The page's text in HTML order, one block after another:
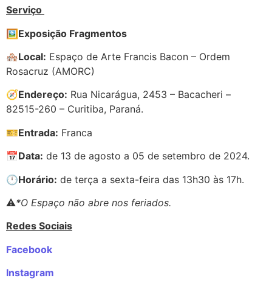
Serviço
🖼️Exposição Fragmentos
🏘️Local: Espaço de Arte Francis Bacon – Ordem
Rosacruz (AMORC)
🧭Endereço: Rua Nicarágua, 2453 – Bacacheri –
82515-260 – Curitiba, Paraná.
🎫Entrada: Franca
📅Data: de 13 de agosto a 05 de setembro de 2024.
🕛Horário: de terça a sexta-feira das 13h30 às 17h.
⚠️*O Espaço não abre nos feriados.
Redes Sociais
Facebook
Instagram